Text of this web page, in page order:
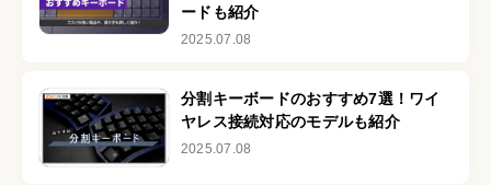
ードも紹介
2025.07.08
分割キーボードのおすすめ7選！ワイ
ヤレス接続対応のモデルも紹介
2025.07.08